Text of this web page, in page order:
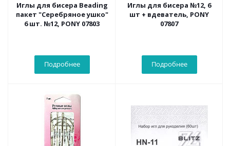
Иглы для бисера Beading
пакет "Серебряное ушко"
6 шт. №12, PONY 07803
Подробнее
Иглы для бисера №12, 6
шт + вдеватель, PONY
07807
Подробнее